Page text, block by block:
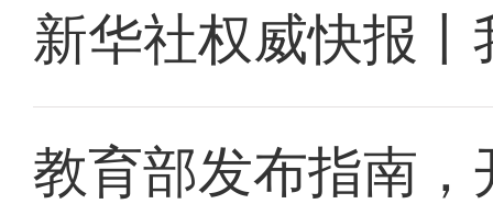
新华社权威快报
教育部发布指南